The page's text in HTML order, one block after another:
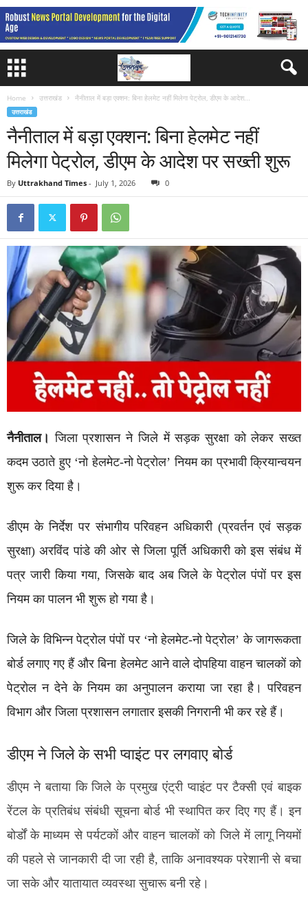
Home उत्तराखंड नैनीताल में बड़ा एक्शन: बिना हेलमेट नहीं मिलेगा पेट्रोल, डीएम के आदेश...
उत्तराखंड
नैनीताल में बड़ा एक्शन: बिना हेलमेट नहीं
मिलेगा पेट्रोल, डीएम के आदेश पर सख्ती शुरू
By Uttrakhand Times - July 1, 2026 0
नैनीताल। जिला प्रशासन ने जिले में सड़क सुरक्षा को लेकर सख्त
कदम उठाते हुए ‘नो हेलमेट-नो पेट्रोल’ नियम का प्रभावी क्रियान्वयन
शुरू कर दिया है।
डीएम के निर्देश पर संभागीय परिवहन अधिकारी (प्रवर्तन एवं सड़क
सुरक्षा) अरविंद पांडे की ओर से जिला पूर्ति अधिकारी को इस संबंध में
पत्र जारी किया गया, जिसके बाद अब जिले के पेट्रोल पंपों पर इस
नियम का पालन भी शुरू हो गया है।
जिले के विभिन्न पेट्रोल पंपों पर ‘नो हेलमेट-नो पेट्रोल’ के जागरूकता
बोर्ड लगाए गए हैं और बिना हेलमेट आने वाले दोपहिया वाहन चालकों को
पेट्रोल न देने के नियम का अनुपालन कराया जा रहा है। परिवहन
विभाग और जिला प्रशासन लगातार इसकी निगरानी भी कर रहे हैं।
डीएम ने जिले के सभी प्वाइंट पर लगवाए बोर्ड
डीएम ने बताया कि जिले के प्रमुख एंट्री प्वाइंट पर टैक्सी एवं बाइक
रेंटल के प्रतिबंध संबंधी सूचना बोर्ड भी स्थापित कर दिए गए हैं। इन
बोर्डों के माध्यम से पर्यटकों और वाहन चालकों को जिले में लागू नियमों
की पहले से जानकारी दी जा रही है, ताकि अनावश्यक परेशानी से बचा
जा सके और यातायात व्यवस्था सुचारू बनी रहे।